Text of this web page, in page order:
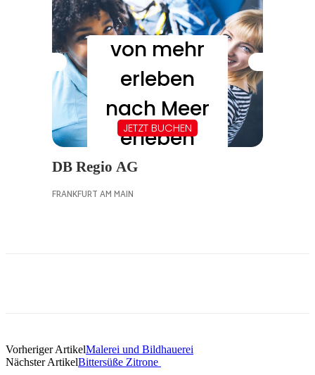
Vorheriger ArtikelMalerei und Bildhauerei
Nächster ArtikelBittersüße Zitrone